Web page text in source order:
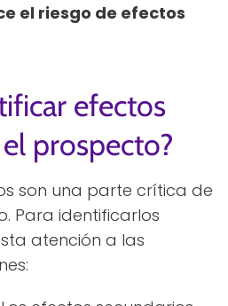
el riesgo de efectos
efectos
prospecto?
son una parte crítica de
Para identificarlos
atención a las